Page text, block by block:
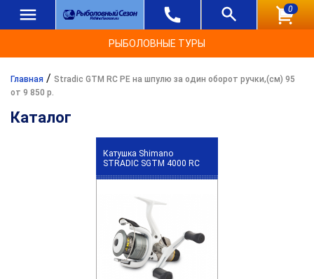
0
РЫБОЛОВНЫЕ ТУРЫ
Главная / Stradic GTM RC PE на шпулю за один оборот ручки,(см) 95
от 9 850 р.
Каталог
Катушка Shimano
STRADIC SGTM 4000 RC